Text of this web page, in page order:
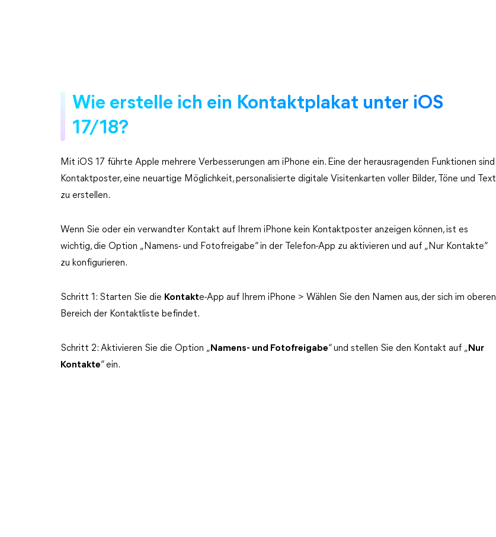
Wie erstelle ich ein Kontaktplakat unter iOS
17/18?
Mit iOS 17 führte Apple mehrere Verbesserungen am iPhone ein. Eine der herausragenden Funktionen sind
Kontaktposter, eine neuartige Möglichkeit, personalisierte digitale Visitenkarten voller Bilder, Töne und Text
zu erstellen.
Wenn Sie oder ein verwandter Kontakt auf Ihrem iPhone kein Kontaktposter anzeigen können, ist es
wichtig, die Option „Namens- und Fotofreigabe“ in der Telefon-App zu aktivieren und auf „Nur Kontakte“
zu konfigurieren.
Schritt 1: Starten Sie die Kontakte-App auf Ihrem iPhone > Wählen Sie den Namen aus, der sich im oberen
Bereich der Kontaktliste befindet.
Schritt 2: Aktivieren Sie die Option „ Namens- und Fotofreigabe“ und stellen Sie den Kontakt auf „ Nur
Kontakte“ ein.